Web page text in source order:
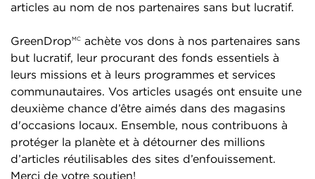
articles au nom de nos partenaires sans but lucratif.
GreenDropMC achète vos dons à nos partenaires sans
but lucratif, leur procurant des fonds essentiels à
leurs missions et à leurs programmes et services
communautaires. Vos articles usagés ont ensuite une
deuxième chance d’être aimés dans des magasins
d'occasions locaux. Ensemble, nous contribuons à
protéger la planète et à détourner des millions
d’articles réutilisables des sites d’enfouissement.
Merci de votre soutien!